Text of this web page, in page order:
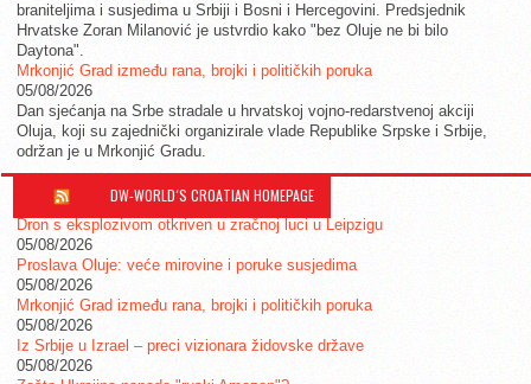
braniteljima i susjedima u Srbiji i Bosni i Hercegovini. Predsjednik
Hrvatske Zoran Milanović je ustvrdio kako "bez Oluje ne bi bilo
Daytona".
Mrkonjić Grad između rana, brojki i političkih poruka
05/08/2026
Dan sjećanja na Srbe stradale u hrvatskoj vojno-redarstvenoj akciji
Oluja, koji su zajednički organizirale vlade Republike Srpske i Srbije,
održan je u Mrkonjić Gradu.
DW-WORLD´S CROATIAN HOMEPAGE
Dron s eksplozivom otkriven u zračnoj luci u Leipzigu
05/08/2026
Proslava Oluje: veće mirovine i poruke susjedima
05/08/2026
Mrkonjić Grad između rana, brojki i političkih poruka
05/08/2026
Iz Srbije u Izrael – preci vizionara židovske države
05/08/2026